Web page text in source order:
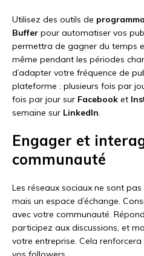
Utilisez des outils de
Buffer pour automatiser vos
permettra de gagner du temps
même pendant les périodes
d’adapter votre fréquence de
plateforme : plusieurs fois par
fois par jour sur Facebook et
semaine sur LinkedIn.
Engager et
communauté
Les réseaux sociaux ne sont
mais un espace d’échange.
avec votre communauté.
participez aux discussions, et
votre entreprise. Cela